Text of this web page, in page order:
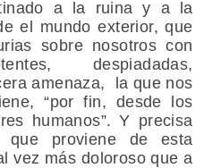
a la ruina y a la
el mundo exterior, que
sobre nosotros con
despiadadas,
amenaza, la que nos
“por fin, desde los
humanos”. Y precisa
que proviene de esta
vez más doloroso que a